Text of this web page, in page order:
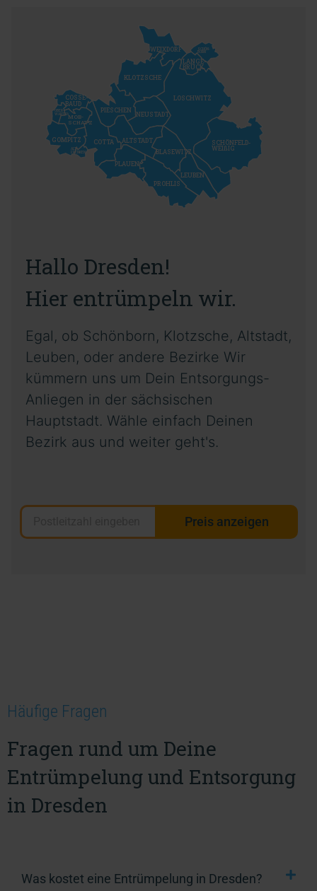
LOSCHWITZ
SCHÖNFELD-
WEIßIG
LEUBEN
PROHLIS
PLAUEN
ALTSTADT
BLASEWITZ
COTTA
GOMPITZ
MOB-
SCHATZ
PIESCHEN
NEUSTADT
KLOTZSCHE
WEIXDORF
LANGE-
BRÜCK
COSSE-
BAUD
SCHÖN-
BORN
ALT-
FRENKEN
OBER-
WARTHA
Hallo Dresden!
Hier entrümpeln wir.
Egal, ob Schönborn, Klotzsche, Altstadt,
Leuben, oder andere Bezirke Wir
kümmern uns um Dein Entsorgungs-
Anliegen in der sächsischen
Hauptstadt. Wähle einfach Deinen
Bezirk aus und weiter geht's.
Preis anzeigen
Häufige Fragen
Fragen rund um Deine
Entrümpelung und Entsorgung
in Dresden
Was kostet eine Entrümpelung in Dresden?